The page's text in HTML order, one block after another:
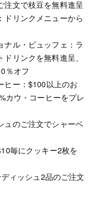
注文で枝豆を無料進呈
ドリンクメニューから
ナル・ビュッフェ：ラ
リンクを無料進呈、
％オフ
ヒー：$100以上のお
カウ・コーヒーをプレ
ュのご注文でシャーベ
毎にクッキー2枚を
ィッシュ2品のご注文